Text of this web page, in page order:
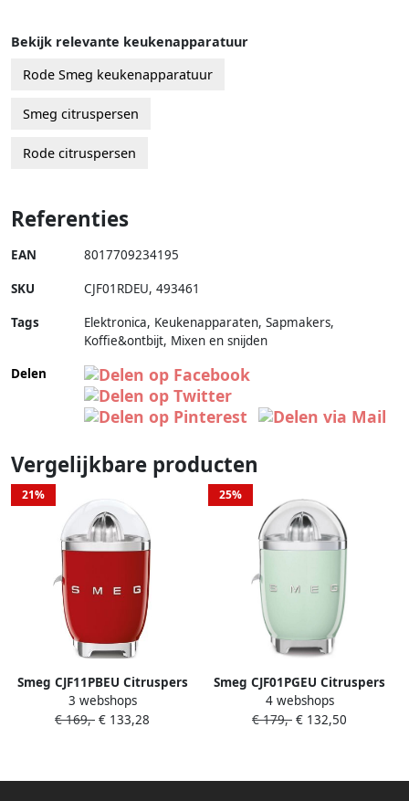
Bekijk relevante keukenapparatuur
Rode Smeg keukenapparatuur
Smeg citruspersen
Rode citruspersen
Referenties
EAN 8017709234195
SKU CJF01RDEU, 493461
Tags
Elektronica, Keukenapparaten, Sapmakers,
Koffie&ontbijt, Mixen en snijden
Delen
Vergelijkbare producten
21%
Smeg CJF11PBEU Citruspers
Elektrische Citruspers 70W
RVS Filter
Style Rood
3 webshops
€ 169,- € 133,28
25%
Smeg CJF01PGEU Citruspers
Watergroen Handmatige
druk 70W
4 webshops
€ 179,- € 132,50